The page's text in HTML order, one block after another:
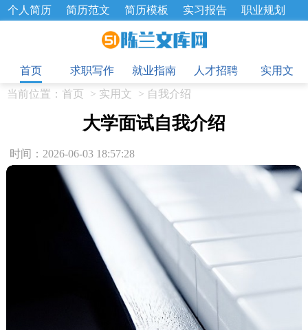
个人简历 简历范文 简历模板 实习报告
职业规划
招聘选拔 绩效考核 企业文化
工作总结
辞职报告
首页
求职写作 就业指南 人才招聘
实用文
当前位置： 首页 > 实用文 > 自我介绍
大学面试自我介绍
时间：2026-06-03 18:57:28